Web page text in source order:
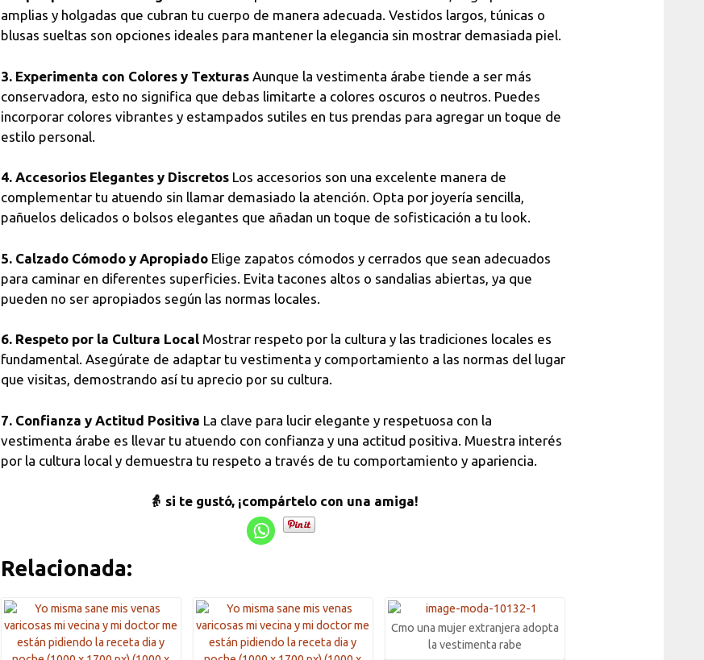
amplias y holgadas que cubran tu cuerpo de manera adecuada. Vestidos largos, túnicas o
blusas sueltas son opciones ideales para mantener la elegancia sin mostrar demasiada piel.
3. Experimenta con Colores y Texturas Aunque la vestimenta árabe tiende a ser más
conservadora, esto no significa que debas limitarte a colores oscuros o neutros. Puedes
incorporar colores vibrantes y estampados sutiles en tus prendas para agregar un toque de
estilo personal.
4. Accesorios Elegantes y Discretos Los accesorios son una excelente manera de
complementar tu atuendo sin llamar demasiado la atención. Opta por joyería sencilla,
pañuelos delicados o bolsos elegantes que añadan un toque de sofisticación a tu look.
5. Calzado Cómodo y Apropiado Elige zapatos cómodos y cerrados que sean adecuados
para caminar en diferentes superficies. Evita tacones altos o sandalias abiertas, ya que
pueden no ser apropiados según las normas locales.
6. Respeto por la Cultura Local Mostrar respeto por la cultura y las tradiciones locales es
fundamental. Asegúrate de adaptar tu vestimenta y comportamiento a las normas del lugar
que visitas, demostrando así tu aprecio por su cultura.
7. Confianza y Actitud Positiva La clave para lucir elegante y respetuosa con la
vestimenta árabe es llevar tu atuendo con confianza y una actitud positiva. Muestra interés
por la cultura local y demuestra tu respeto a través de tu comportamiento y apariencia.
👵 si te gustó, ¡compártelo con una amiga!
Relacionada:
Cmo una mujer extranjera adopta
la vestimenta rabe